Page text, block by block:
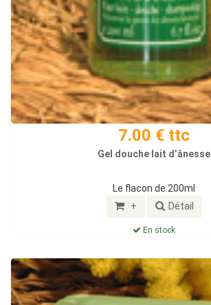
7.00 € ttc
Gel douche lait d’ânesse
Le flacon de 200ml
+ Détail
En stock